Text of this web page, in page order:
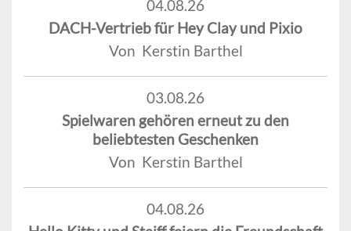
04.08.26
DACH-Vertrieb für Hey Clay und Pixio
Von Kerstin Barthel
03.08.26
Spielwaren gehören erneut zu den
beliebtesten Geschenken
Von Kerstin Barthel
04.08.26